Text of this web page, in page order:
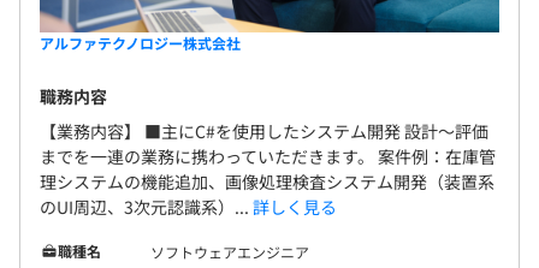
アルファテクノロジー株式会社
職務内容
【業務内容】 ■主にC#を使用したシステム開発 設計〜評価
までを一連の業務に携わっていただきます。 案件例：在庫管
理システムの機能追加、画像処理検査システム開発（装置系
のUI周辺、3次元認識系）... 詳しく見る
職種名
ソフトウェアエンジニア